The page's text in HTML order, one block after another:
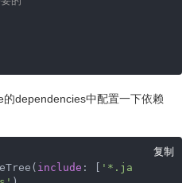
dependencies中配置一下依赖
复制
include : [
'*.ja